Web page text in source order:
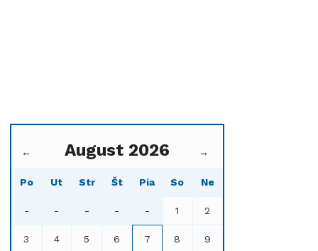
← August 2026 →
Po Ut Str Št Pia So Ne
- - - - - 1 2
3 4 5 6 7 8 9